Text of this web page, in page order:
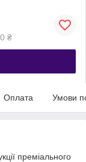
₴
Оплата Умови
преміального